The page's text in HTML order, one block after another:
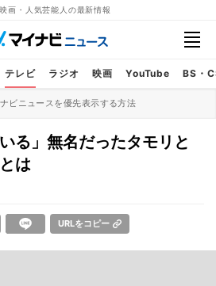
画・人気芸能人の最新情報
テレビ ラジオ 映画 YouTube BS・
ビニュースを優先表示する方法
る」無名だったタモリと
は
URLをコピー